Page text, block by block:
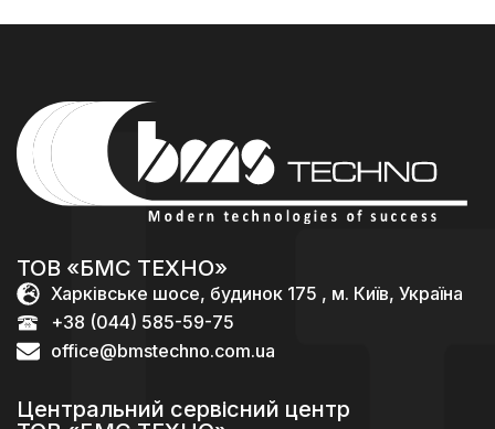
ТОВ «БМС ТЕХНО»
Харківське шосе, будинок 175 , м. Київ, Україна
+38 (044) 585-59-75
office@bmstechno.com.ua
Центральний сервісний центр